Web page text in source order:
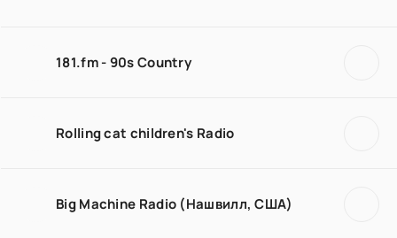
181.fm - 90s Country
Rolling cat children's Radio
Big Machine Radio (Нашвилл, США)